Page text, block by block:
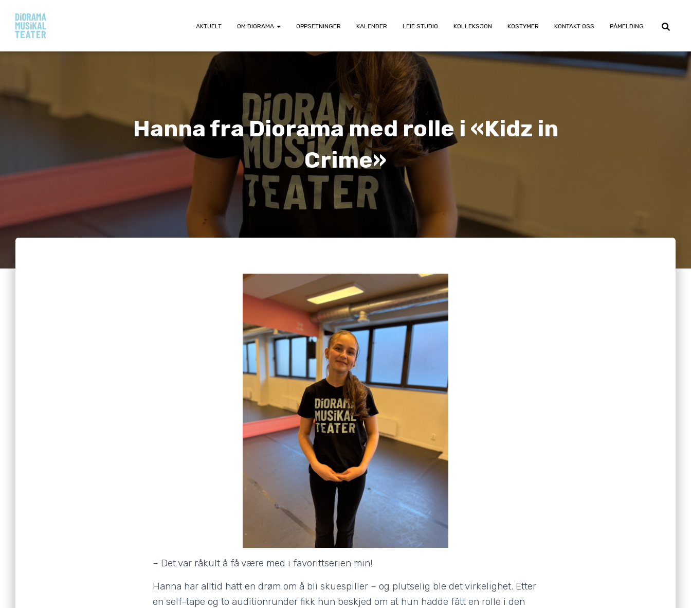
AKTUELT OM DIORAMA OPPSETNINGER KALENDER LEIE STUDIO KOLLEKSJON KOSTYMER KONTAKT OSS PÅMELDING
Hanna fra Diorama med rolle i «Kidz in
Crime»
– Det var råkult å få være med i favorittserien min!
Hanna har alltid hatt en drøm om å bli skuespiller – og plutselig ble det virkelighet. Etter
en self-tape og to auditionrunder fikk hun beskjed om at hun hadde fått en rolle i den